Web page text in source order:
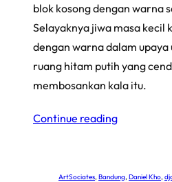
blok kosong dengan warna
Selayaknya jiwa masa kecil
dengan warna dalam
ruang hitam putih yang
membosankan kala itu.
Continue reading
ArtSociates, Bandung, Daniel Kho,